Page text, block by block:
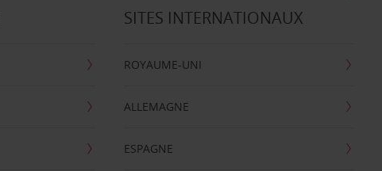
SITES INTERNATIONAUX
ROYAUME-UNI
ALLEMAGNE
ESPAGNE